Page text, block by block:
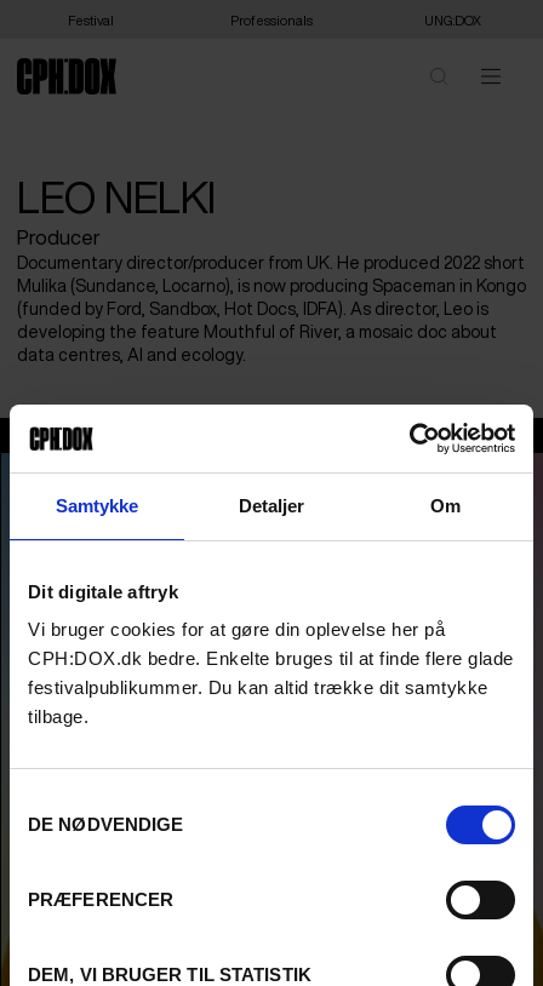
Samtykke Detaljer Om
Dit digitale aftryk
Vi bruger cookies for at gøre din oplevelse her på
CPH:DOX.dk bedre. Enkelte bruges til at finde flere glade
festivalpublikummer. Du kan altid trække dit samtykke
tilbage.
DE NØDVENDIGE
PRÆFERENCER
DEM, VI BRUGER TIL STATISTIK
Festival Professionals UNG:DOX
LEO NELKI
Producer
Documentary director/producer from UK. He produced 2022 short
Mulika (Sundance, Locarno), is now producing Spaceman in Kongo
(funded by Ford, Sandbox, Hot Docs, IDFA). As director, Leo is
developing the feature Mouthful of River, a mosaic doc about
data centres, AI and ecology.
Leo Nelki